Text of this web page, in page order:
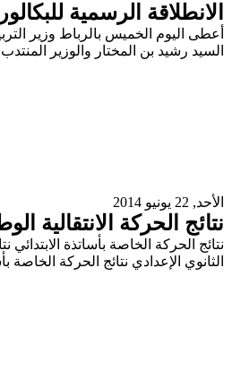
الانطلاقة الرسمية
أعطى اليوم الخميس بالرباط وزير
السيد رشيد بن المختار والوزير
الأحد, 22 يونيو 2014
نتائج الحركة الانتقالية الوطنية
نتائج الحركة الخاصة بأساتذة الابتدائي
الثانوي الإعدادي نتائج الحركة الخاصة